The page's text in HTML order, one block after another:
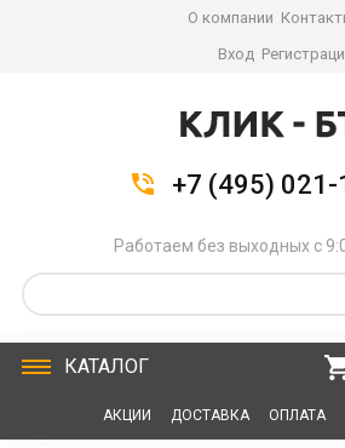
О компании
Вход
+7 (495) 021-
Работаем без выходных с
КАТАЛОГ
АКЦИИ ДОСТАВКА ОПЛАТА